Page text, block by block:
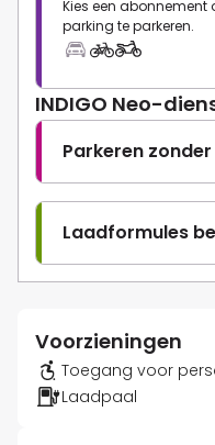
Kies een
parking te parkeren.
INDIGO Neo-
Parkeren
Laadformules
Voorzieningen
Toegang voor
Laadpaal